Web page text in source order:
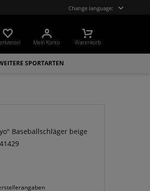
Change language:
Mein Konto Warenkorb
SPORTARTEN
Baseballschläger beige